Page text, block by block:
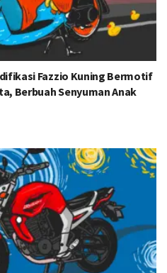
Fazzio Kuning Bermotif
Berbuah Senyuman Anak